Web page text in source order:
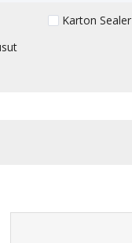
Karton Sealer